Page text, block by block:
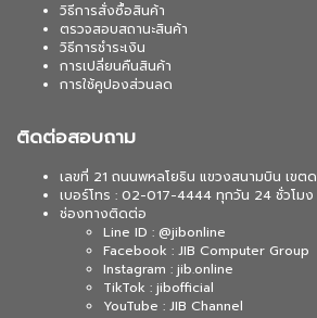
วิธีการสั่งซื้อสินค้า
ตรวจสอบสถานะสินค้า
วิธีการชำระเงิน
การเปลี่ยนคืนสินค้า
การใช้คูปองส่วนลด
ติดต่อสอบถาม
เลขที่ 21 ถนนพหลโยธิน แขวงสนามบิน เขต
เบอร์โทร : 02-017-4444 ทุกวัน 24 ชั่วโมง
ช่องทางติดต่อ
Line ID : @jibonline
Facebook : JIB Computer Group
Instagram : jib.online
TikTok : jibofficial
YouTube : JIB Channel